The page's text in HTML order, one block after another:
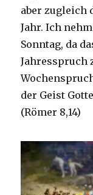
aber zugleich
Jahr. Ich
Sonntag, da
Jahresspruch
der Geist
(Römer 8,14)